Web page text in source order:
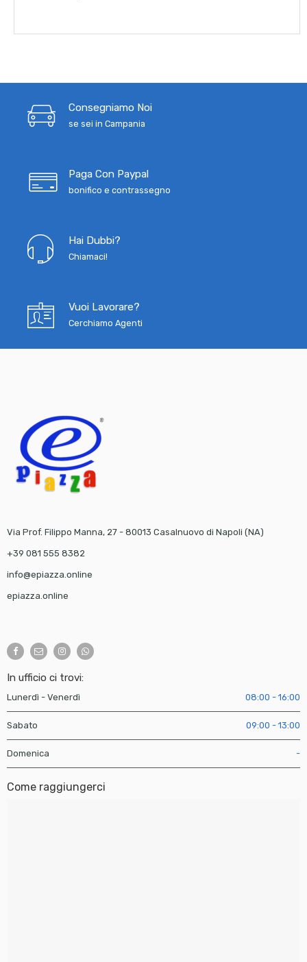
Consegniamo Noi
se sei in Campania
Paga Con Paypal
bonifico e contrassegno
Hai Dubbi?
Chiamaci!
Vuoi Lavorare?
Cerchiamo Agenti
Via Prof. Filippo Manna, 27 - 80013 Casalnuovo di Napoli (NA)
+39 081 555 8382
info@epiazza.online
epiazza.online
In ufficio ci trovi:
Lunerdì - Venerdì 08:00 - 16:00
Sabato 09:00 - 13:00
Domenica -
Come raggiungerci